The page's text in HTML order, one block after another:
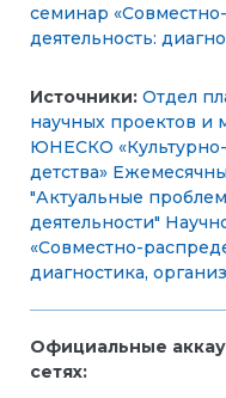
семинар
деятельность:
Источники: Отдел
научных проектов и
ЮНЕСКО «Культурно-
детства»
"Актуальные
деятельности"
«Совместно-
диагностика,
Официальные
сетях: